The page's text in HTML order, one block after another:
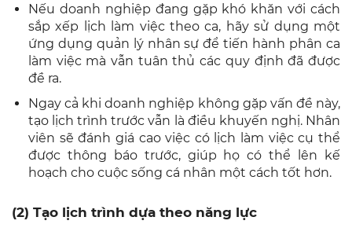
Nếu doanh nghiệp đang gặp khó khăn với cách
sắp xếp lịch làm việc theo ca, hãy sử dụng một
ứng dụng quản lý nhân sự để tiến hành phân ca
làm việc mà vẫn tuân thủ các quy định đã được
đề ra.
Ngay cả khi doanh nghiệp không gặp vấn đề này,
tạo lịch trình trước vẫn là điều khuyến nghị. Nhân
viên sẽ đánh giá cao việc có lịch làm việc cụ thể
được thông báo trước, giúp họ có thể lên kế
hoạch cho cuộc sống cá nhân một cách tốt hơn.
(2) Tạo lịch trình dựa theo năng lực